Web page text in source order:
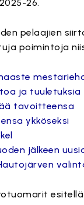
26.
pelaajien
poimintoja
ja tuuletuksia
tavoitteensa
ykköseksi
jälkeen